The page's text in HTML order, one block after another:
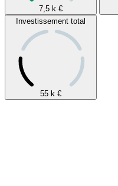
7,5 k €
Investissement total
55 k €